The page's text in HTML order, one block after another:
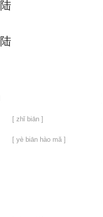
陆
陆
[ zhǐ biān ]
[ yè biān hào mǎ ]